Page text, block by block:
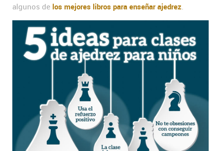
algunos de los mejores libros para enseñar ajedrez